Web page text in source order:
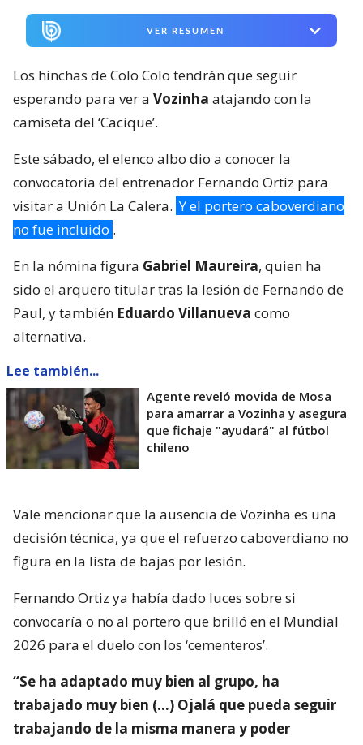
VER RESUMEN
Los hinchas de Colo Colo tendrán que seguir
esperando para ver a Vozinha atajando con la
camiseta del ‘Cacique’.
Este sábado, el elenco albo dio a conocer la
convocatoria del entrenador Fernando Ortiz para
visitar a Unión La Calera. Y el portero caboverdiano
no fue incluido .
En la nómina figura Gabriel Maureira, quien ha
sido el arquero titular tras la lesión de Fernando de
Paul, y también Eduardo Villanueva como
alternativa.
Lee también...
Agente reveló movida de Mosa
para amarrar a Vozinha y asegura
que fichaje "ayudará" al fútbol
chileno
Vale mencionar que la ausencia de Vozinha es una
decisión técnica, ya que el refuerzo caboverdiano no
figura en la lista de bajas por lesión.
Fernando Ortiz ya había dado luces sobre si
convocaría o no al portero que brilló en el Mundial
2026 para el duelo con los ‘cementeros’.
“Se ha adaptado muy bien al grupo, ha
trabajado muy bien (…) Ojalá que pueda seguir
trabajando de la misma manera y poder